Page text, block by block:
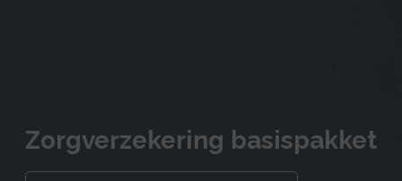
Zorgverzekering basispakket